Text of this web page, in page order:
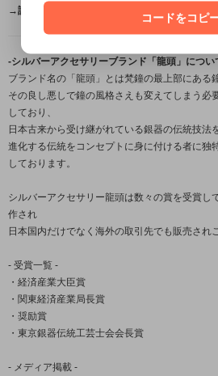
→詳しくはこちら（FAQ）←
-シルバーアクセサリーブランド「龍頭」につい
ブランド名の「龍頭」とは梵鐘の最上部にある
その良し悪しで鐘の風格さえも変えてしまう必
しており、
日本古来から受け継がれている銀器の伝統技法
進化する伝統をコンセプトに身に付ける者に独
しております。
シルバーアクセサリー龍頭は数々の賞を受賞し
作され
日本国内だけでなく海外の取引先でも販売され
- 受賞一覧 -
・経済産業大臣賞
・関東経済産業局長賞
・奨励賞
・東京銀器伝統工芸士会会長賞
- メディア掲載 -
コードをコピ